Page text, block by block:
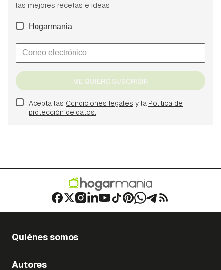
las mejores recetas e ideas.
Hogarmania
ME QUIERO SUSCRIBIR
Acepta las Condiciones legales y la Política de
protección de datos.
Quiénes somos
Autores